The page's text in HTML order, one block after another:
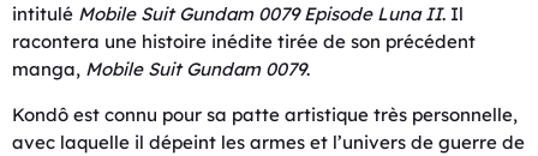
intitulé Mobile Suit Gundam 0079Episode Luna II. Il
racontera une histoire inédite tirée de son précédent
manga, Mobile Suit Gundam 0079.
Kondô est connu pour sa patte artistique très personnelle,
avec laquelle il dépeint les armes et l’univers de guerre de